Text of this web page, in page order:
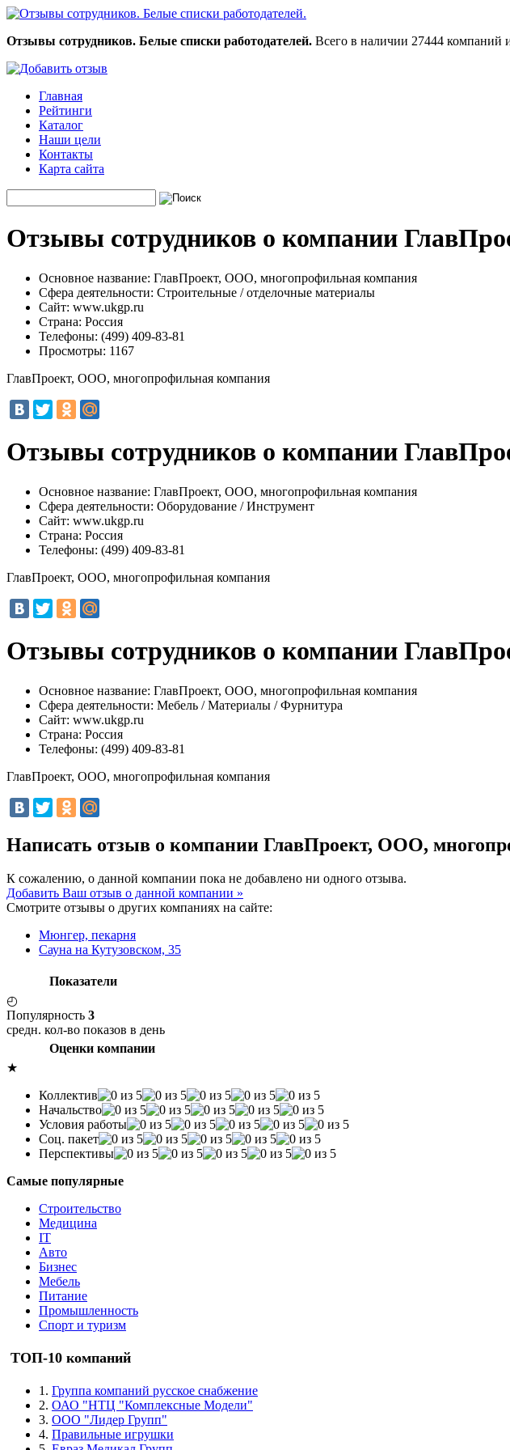
Отзывы сотрудников. Белые списки работодателей. Всего в наличии 27444 компаний
Главная
Рейтинги
Каталог
Наши цели
Контакты
Карта сайта
Отзывы сотрудников о компании
Основное название: ГлавПроект, ООО, многопрофильная компания
Сфера деятельности: Строительные / отделочные материалы
Сайт: www.ukgp.ru
Страна: Россия
Телефоны: (499) 409-83-81
Просмотры: 1167
ГлавПроект, ООО, многопрофильная компания
Отзывы сотрудников о компании
Основное название: ГлавПроект, ООО, многопрофильная компания
Сфера деятельности: Оборудование / Инструмент
Сайт: www.ukgp.ru
Страна: Россия
Телефоны: (499) 409-83-81
ГлавПроект, ООО, многопрофильная компания
Отзывы сотрудников о компании
Основное название: ГлавПроект, ООО, многопрофильная компания
Сфера деятельности: Мебель / Материалы / Фурнитура
Сайт: www.ukgp.ru
Страна: Россия
Телефоны: (499) 409-83-81
ГлавПроект, ООО, многопрофильная компания
Написать отзыв о компании ГлавПроект, ООО,
К сожалению, о данной компании пока не добавлено ни одного отзыва.
Добавить Ваш отзыв о данной компании »
Смотрите отзывы о других компаниях на сайте:
Мюнгер, пекарня
Сауна на Кутузовском, 35
Показатели
◴
Популярность 3
средн. кол-во показов в день
Оценки компании
★
Коллектив
Начальство
Условия работы
Соц. пакет
Перспективы
Самые популярные
Строительство
Медицина
IT
Авто
Бизнес
Мебель
Питание
Промышленность
Спорт и туризм
ТОП-10 компаний
1. Группа компаний русское снабжение
2. ОАО "НТЦ "Комплексные Модели"
3. ООО "Лидер Групп"
4. Правильные игрушки